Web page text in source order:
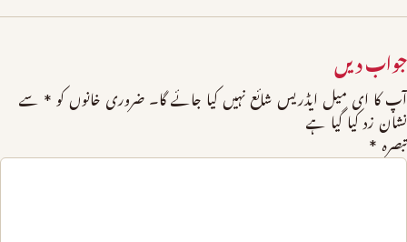
جواب دیں
آپ کا ای میل ایڈریس شائع نہیں کیا جائے گا۔ ضروری خانوں کو * سے
نشان زد کیا گیا ہے
تبصرہ *